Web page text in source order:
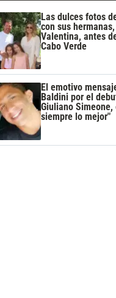
Las dulces fotos
con sus
Valentina, antes
Cabo Verde
El emotivo
Baldini por el
Giuliano
siempre lo mejor"